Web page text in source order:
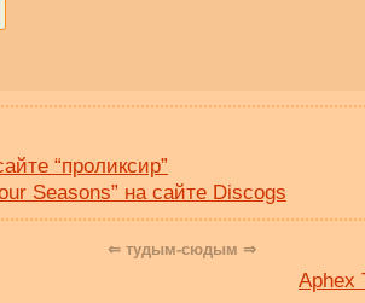
“проликсир”
Seasons” на сайте Discogs
⇐ тудым-сюдым ⇒
Aphex